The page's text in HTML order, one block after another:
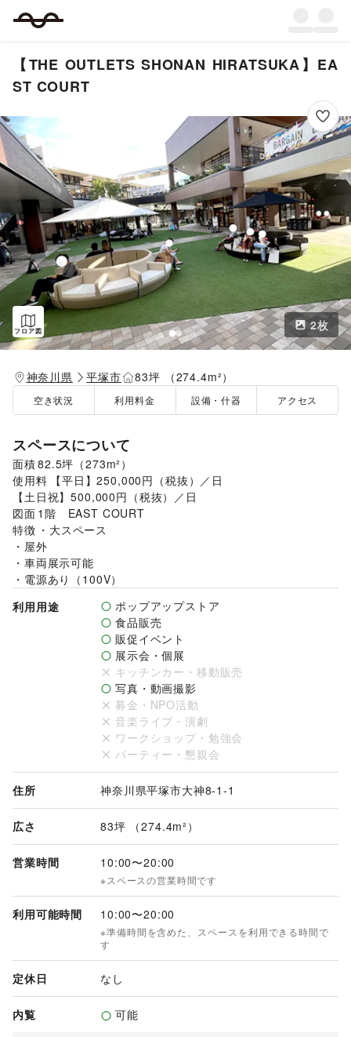
【THE OUTLETS SHONAN HIRATSUKA】EA
ST COURT
フロア図 2枚
神奈川県 平塚市 83坪 （274.4m²）
空き状況 利用料金 設備・什器 アクセス
スペースについて
面積	82.5坪（273m²）
使用料	【平日】250,000円（税抜）／日
【土日祝】500,000円（税抜）／日
図面	1階　EAST COURT
特徴	・大スペース
・屋外
・車両展示可能
・電源あり（100V）
利用用途
ポップアップストア
食品販売
販促イベント
展示会・個展
キッチンカー・移動販売
写真・動画撮影
募金・NPO活動
音楽ライブ・演劇
ワークショップ・勉強会
パーティー・懇親会
住所 神奈川県平塚市大神8-1-1
広さ 83坪 （274.4m²）
営業時間 10:00〜20:00
※スペースの営業時間です
利用可能時間 10:00〜20:00
※準備時間を含めた、スペースを利用できる時間で
す
定休日 なし
内覧 可能